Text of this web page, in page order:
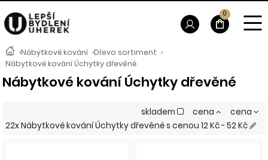
›Nábytkové kování ›Dřevo sortiment ›
Nábytkové kování Úchytky dřevěné
Nábytkové kování Úchytky dřevěné
skladem cena
cena
22x Nábytkové kování Úchytky dřevěnés cenou12 Kč - 52 Kč
0